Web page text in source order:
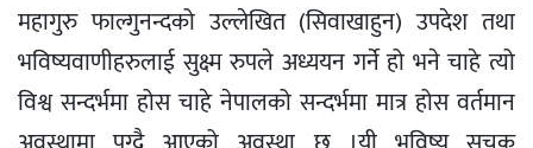
महागुरु फाल्गुनन्दको उल्लेखित (सिवाखाहुन) उपदेश तथा
भविष्यवाणीहरुलाई सुक्ष्म रुपले अध्ययन गर्ने हो भने चाहे त्यो
विश्व सन्दर्भमा होस चाहे नेपालको सन्दर्भमा मात्र होस वर्तमान